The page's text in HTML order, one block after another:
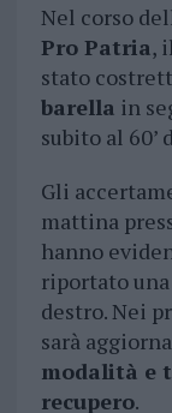
Nel corso
Pro Patria,
stato
barella in
subito al 60’
Gli
mattina
hanno
riportato una
destro. Nei
sarà
modalità e
recupero.